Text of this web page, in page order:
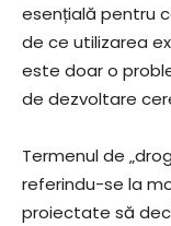
esențială pentru
de ce utilizarea
este doar o
de dezvoltare
Termenul de
referindu-se la
proiectate să